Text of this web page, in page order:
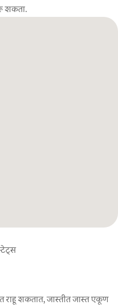
शकता.
शकतात, जास्तीत जास्त एकूण